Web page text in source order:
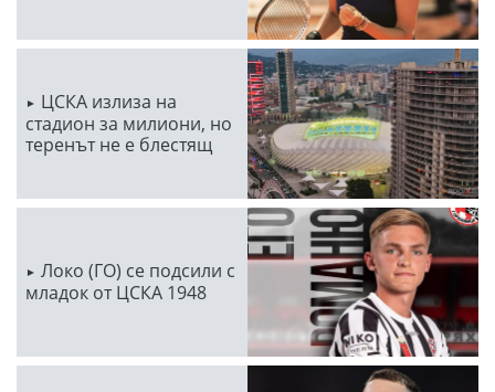
ЦСКА излиза на
стадион за милиони, но
теренът не е блестящ
Локо (ГО) се подсили с
младок от ЦСКА 1948